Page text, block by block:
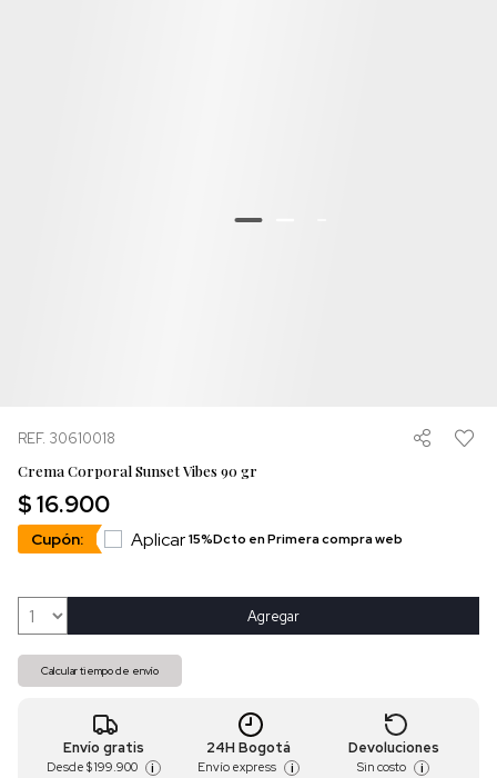
REF. 30610018
Crema Corporal Sunset Vibes 90 gr
$ 16.900
Cupón: Aplicar15%Dcto en Primera compra web
Agregar
Calcular tiempo de envío
Envío gratis
Desde $ 199.900 i
24H Bogotá
Envío express i
Devoluciones
Sin costo i